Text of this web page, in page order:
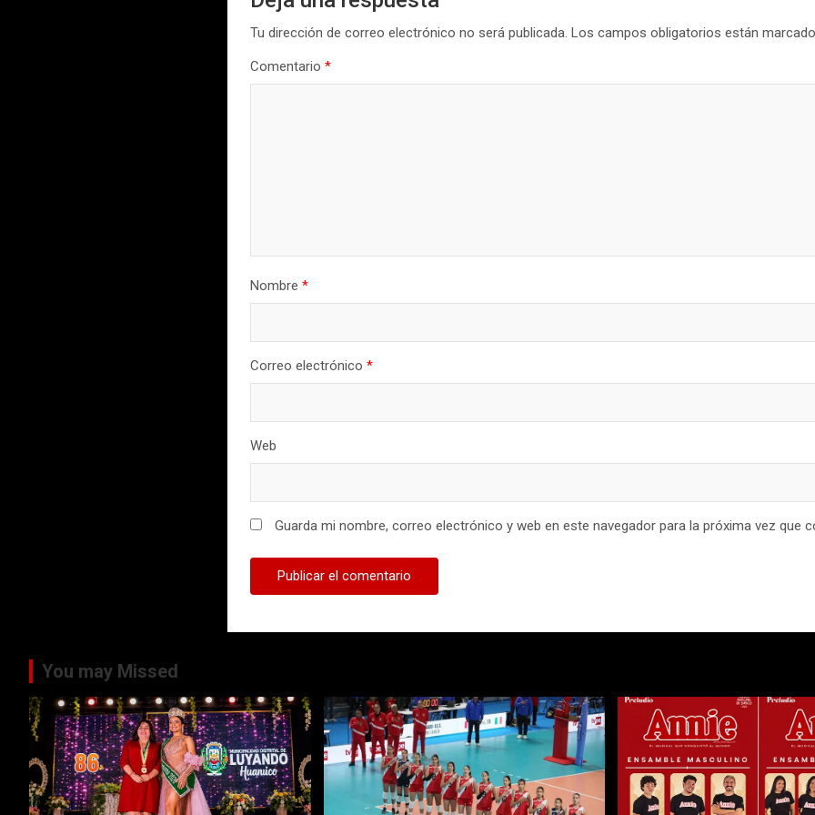
Tu dirección de correo electrónico no será publicada. Los campos obligatorios están
Comentario*
Nombre*
Correo electrónico*
Web
Guarda mi nombre, correo electrónico y web en este navegador para la próxima vez que
You may Missed